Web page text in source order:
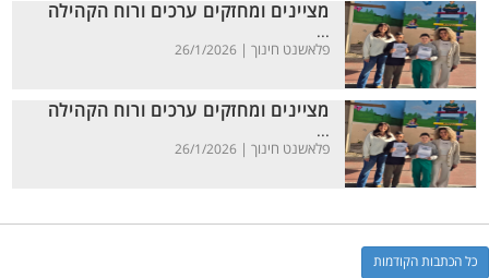
מציינים ומחזקים ערכים ורוח הקהילה
...
פלאשנט חינוך | 26/1/2026
מציינים ומחזקים ערכים ורוח הקהילה
...
פלאשנט חינוך | 26/1/2026
כל הכתבות הקודמות